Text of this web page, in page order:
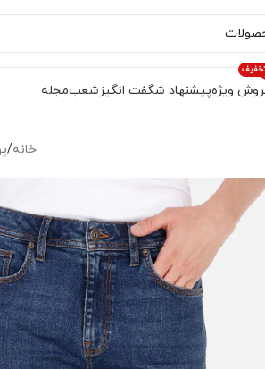
ویژهپیشنهاد شگفت انگیز شعبمجله
خانه/